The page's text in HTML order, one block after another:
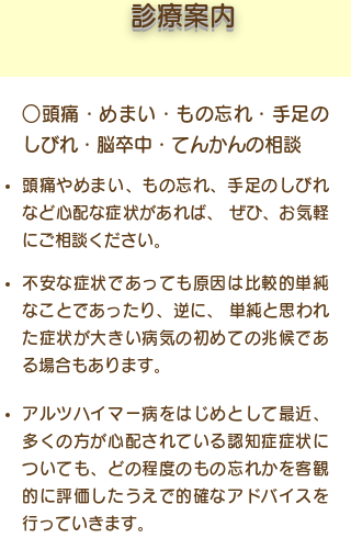
​診療案内
○頭痛・めまい・もの忘れ・手足の
しびれ・脳卒中・てんかんの相談
頭痛やめまい、もの忘れ、手足のしびれ
など心配な症状があれば、 ぜひ、お気軽
にご相談ください。
不安な症状であっても原因は比較的単純
なことであったり、逆に、 単純と思われ
た症状が大きい病気の初めての兆候であ
る場合もあります。
アルツハイマー病をはじめとして最近、
多くの方が心配されている認知症症状に
ついても、どの程度のもの忘れかを客観
的に評価したうえで的確なアドバイスを
行っていきます。